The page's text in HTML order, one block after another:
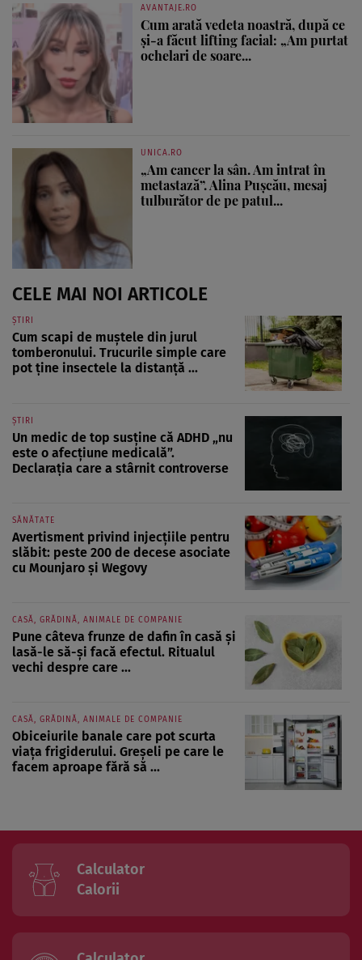
AVANTAJE.RO
Cum arată vedeta noastră, după ce
și-a făcut lifting facial: „Am purtat
ochelari de soare...
UNICA.RO
„Am cancer la sân. Am intrat în
metastază”. Alina Pușcău, mesaj
tulburător de pe patul...
CELE MAI NOI ARTICOLE
ȘTIRI
Cum scapi de muștele din jurul
tomberonului. Trucurile simple care
pot ține insectele la distanță ...
ȘTIRI
Un medic de top susține că ADHD „nu
este o afecțiune medicală”.
Declarația care a stârnit controverse
SĂNĂTATE
Avertisment privind injecțiile pentru
slăbit: peste 200 de decese asociate
cu Mounjaro și Wegovy
CASĂ, GRĂDINĂ, ANIMALE DE COMPANIE
Pune câteva frunze de dafin în casă și
lasă-le să-și facă efectul. Ritualul
vechi despre care ...
CASĂ, GRĂDINĂ, ANIMALE DE COMPANIE
Obiceiurile banale care pot scurta
viața frigiderului. Greșeli pe care le
facem aproape fără să ...
Calculator
Calorii